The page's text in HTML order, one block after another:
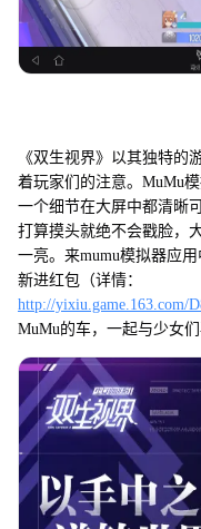
《双生视界》以其独特的
着玩家们的注意。MuMu
一个细节在大屏中都清晰
打算摸头就绝不会戳脸，
一亮。来mumu模拟器应
新进红包（详情：
http://yixiu.game.163.com/
MuMu的车，一起与少女们